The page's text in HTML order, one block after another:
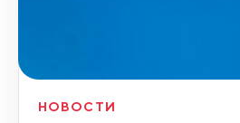
НОВОСТИ